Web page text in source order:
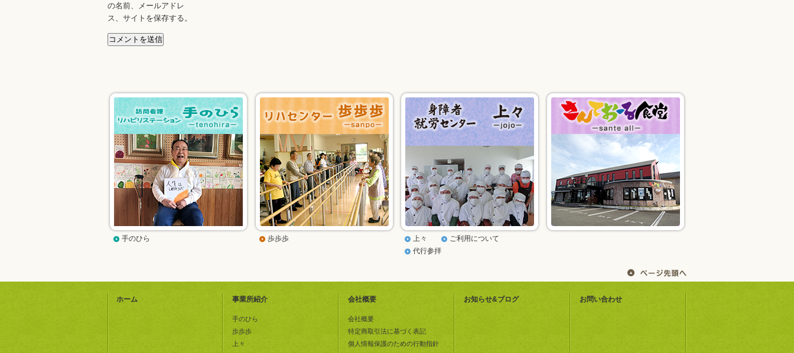
の名前、メールアドレ
ス、サイトを保存する。
手のひら 歩歩歩 上々
ご利用について
代行参拝
ホーム 事業所紹介
手のひら
歩歩歩
上々
会社概要
会社概要
特定商取引法に基づく表記
個人情報保護のための行動指針
お知らせ&ブログ お問い合わせ